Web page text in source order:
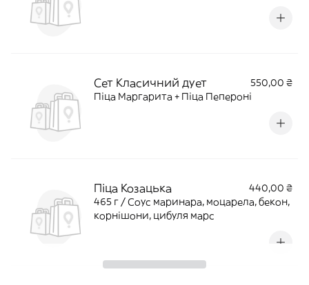
Сет Класичний дует
550,00 ₴
Піца Маргарита + Піца Пепероні
Піца Козацька
440,00 ₴
465 г / Соус маринара, моцарела, бекон,
корнішони, цибуля марс